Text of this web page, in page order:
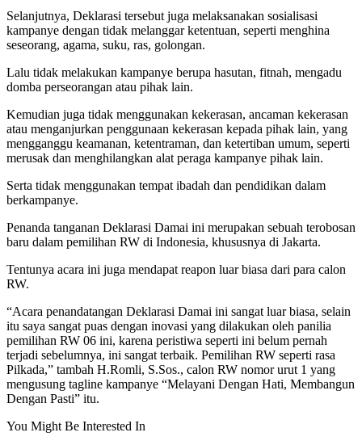
Selanjutnya, Deklarasi tersebut juga melaksanakan sosialisasi
kampanye dengan tidak melanggar ketentuan, seperti menghina
seseorang, agama, suku, ras, golongan.
Lalu tidak melakukan kampanye berupa hasutan, fitnah, mengadu
domba perseorangan atau pihak lain.
Kemudian juga tidak menggunakan kekerasan, ancaman kekerasan
atau menganjurkan penggunaan kekerasan kepada pihak lain, yang
mengganggu keamanan, ketentraman, dan ketertiban umum, seperti
merusak dan menghilangkan alat peraga kampanye pihak lain.
Serta tidak menggunakan tempat ibadah dan pendidikan dalam
berkampanye.
Penanda tanganan Deklarasi Damai ini merupakan sebuah terobosan
baru dalam pemilihan RW di Indonesia, khususnya di Jakarta.
Tentunya acara ini juga mendapat reapon luar biasa dari para calon
RW.
“Acara penandatangan Deklarasi Damai ini sangat luar biasa, selain
itu saya sangat puas dengan inovasi yang dilakukan oleh panilia
pemilihan RW 06 ini, karena peristiwa seperti ini belum pernah
terjadi sebelumnya, ini sangat terbaik. Pemilihan RW seperti rasa
Pilkada,” tambah H.Romli, S.Sos., calon RW nomor urut 1 yang
mengusung tagline kampanye “Melayani Dengan Hati, Membangun
Dengan Pasti” itu.
You Might Be Interested In